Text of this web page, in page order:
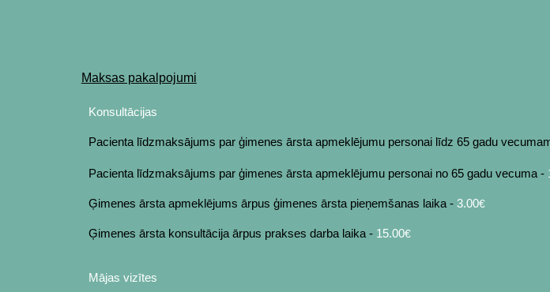
Maksas pakalpojumi
Konsultācijas
Pacienta līdzmaksājums par ģimenes ārsta apmeklējumu personai līdz 65 gadu
Pacienta līdzmaksājums par ģimenes ārsta apmeklējumu personai no 65 gadu vecuma -
Ģimenes ārsta apmeklējums ārpus ģimenes ārsta pieņemšanas laika -3.00€
Ģimenes ārsta konsultācija ārpus prakses darba laika - 15.00€
Mājas vizītes